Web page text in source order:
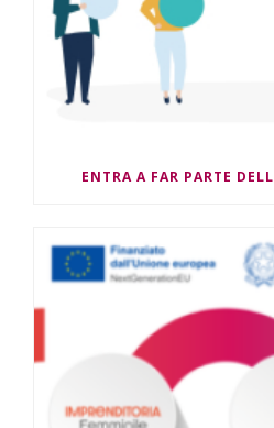
ENTRA A FAR PARTE